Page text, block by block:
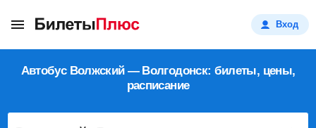
Вход
Автобус Волжский — Волгодонск: билеты, цены,
расписание